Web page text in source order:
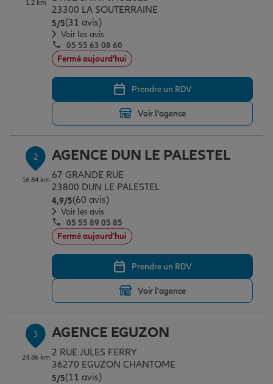
Assurance emprunteur
Prévoyance et dépendance
Assurance animal de compagnie
Protection de la famille
Protection juridique
Épargne & retraite
Plan épargne retraite
Assurance vie
Placements financiers
Investissements immobiliers
Transmission
Vos projets
Partir en vacances
Déménager
Changer de voiture
Départ à la retraite
Conseil assurance
Outre-mer
Assurance auto
Assurance habitation
Garantie des accidents de la vie
Assurance scolaire
Professionnels
Allianz en France
1.2 km
23300 LA SOUTERRAINE
5/5Note de 5 sur 5
(31 avis)
Voir les avis
05 55 63 08 60
Fermé aujourd'hui
Prendre un RDV
Voir l'agence
2
16.84 km
AGENCE DUN LE PALESTEL
67 GRANDE RUE
23800 DUN LE PALESTEL
4,9/5Note de 4.9 sur 5
(60 avis)
Voir les avis
05 55 89 05 85
Fermé aujourd'hui
Prendre un RDV
Voir l'agence
3
24.86 km
AGENCE EGUZON
2 RUE JULES FERRY
36270 EGUZON CHANTOME
5/5Note de 5 sur 5
(11 avis)